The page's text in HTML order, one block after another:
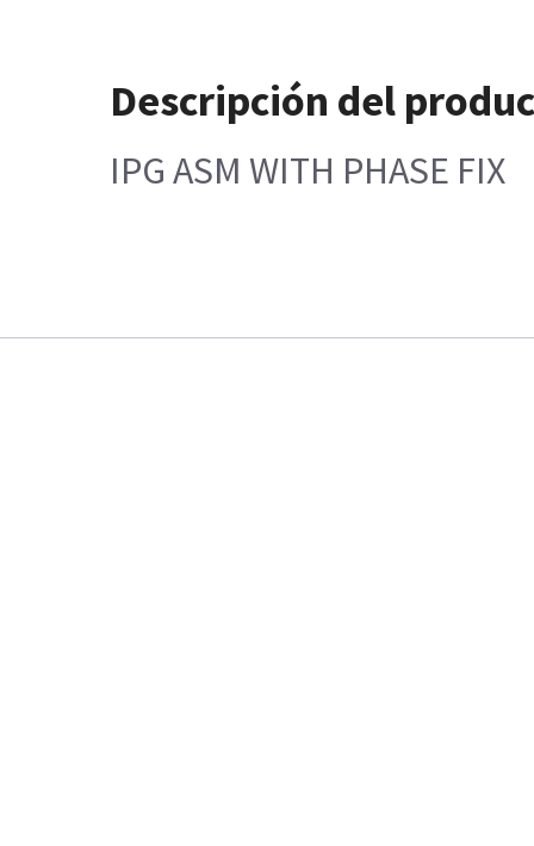
Descripción del
IPG ASM WITH PHASE FIX